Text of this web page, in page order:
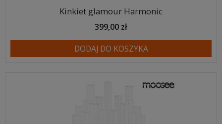
Kinkiet glamour Harmonic
399,00 zł
DODAJ DO KOSZYKA